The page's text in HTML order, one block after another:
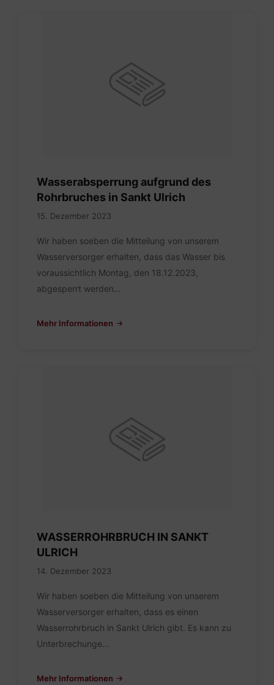
Wasserabsperrung aufgrund des
Rohrbruches in Sankt Ulrich
15. Dezember 2023
Wir haben soeben die Mitteilung von unserem
Wasserversorger erhalten, dass das Wasser bis
voraussichtlich Montag, den 18.12.2023,
abgesperrt werden…
Mehr Informationen
WASSERROHRBRUCH IN SANKT
ULRICH
14. Dezember 2023
Wir haben soeben die Mitteilung von unserem
Wasserversorger erhalten, dass es einen
Wasserrohrbruch in Sankt Ulrich gibt. Es kann zu
Unterbrechunge…
Mehr Informationen